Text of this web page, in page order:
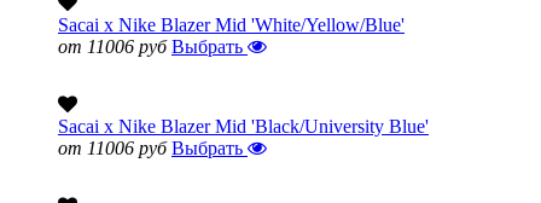
Sacai x Nike Blazer Mid 'White/Yellow/Blue'
от 11006 руб Выбрать
Sacai x Nike Blazer Mid 'Black/University Blue'
от 11006 руб Выбрать